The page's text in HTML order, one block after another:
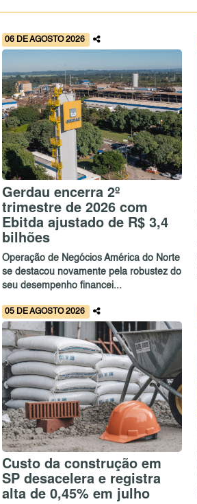
06 DE AGOSTO 2026
Gerdau encerra 2º
trimestre de 2026 com
Ebitda ajustado de R$ 3,4
bilhões
Operação de Negócios América do Norte
se destacou novamente pela robustez do
seu desempenho financei...
05 DE AGOSTO 2026
Custo da construção em
SP desacelera e registra
alta de 0,45% em julho